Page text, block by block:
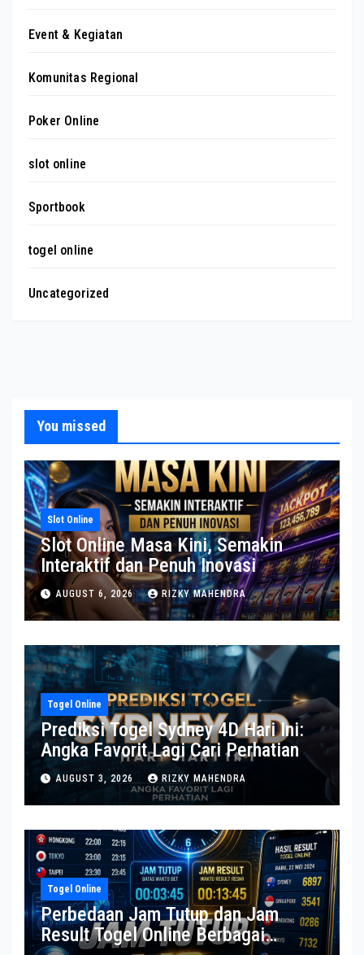
Event & Kegiatan
Komunitas Regional
Poker Online
slot online
Sportbook
togel online
Uncategorized
You missed
Slot Online
Slot Online Masa Kini, Semakin
Interaktif dan Penuh Inovasi
AUGUST 6, 2026 RIZKY MAHENDRA
Togel Online
Prediksi Togel Sydney 4D Hari Ini:
Angka Favorit Lagi Cari Perhatian
AUGUST 3, 2026 RIZKY MAHENDRA
Togel Online
Perbedaan Jam Tutup dan Jam
Result Togel Online Berbagai